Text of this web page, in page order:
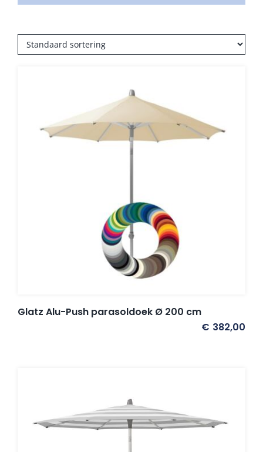
Umbrosa en Paraflex parasoldoeken
Onze merken
Glatz Alu-Push parasoldoek Ø 200 cm
€ 382,00